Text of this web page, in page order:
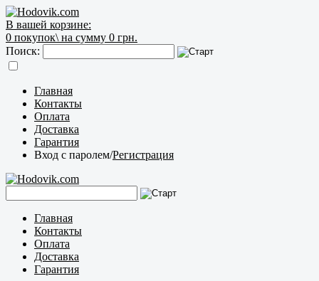
В вашей корзине:
0 покупок\ на сумму 0 грн.
Поиск:
Главная
Контакты
Оплата
Доставка
Гарантия
Вход с паролем/Регистрация
Главная
Контакты
Оплата
Доставка
Гарантия